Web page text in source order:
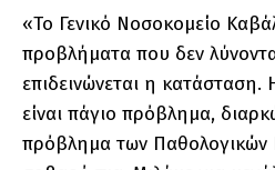
«Το Γενικό Νοσοκομείο
προβλήματα που δεν
επιδεινώνεται η
είναι πάγιο πρόβλημα,
πρόβλημα των Παθολογικών